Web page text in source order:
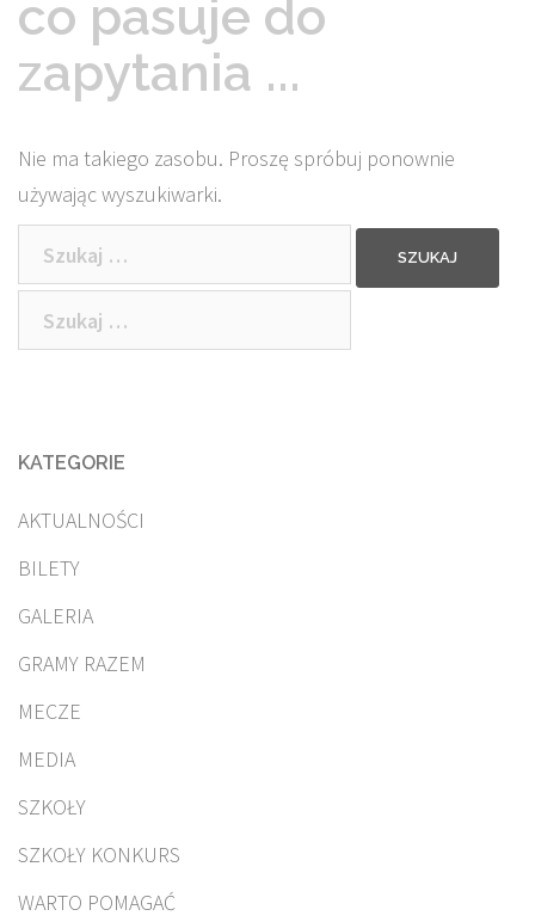
co pasuje do
zapytania ...
Nie ma takiego zasobu. Proszę spróbuj ponownie
używając wyszukiwarki.
Szukaj:
Szukaj:
KATEGORIE
AKTUALNOŚCI
BILETY
GALERIA
GRAMY RAZEM
MECZE
MEDIA
SZKOŁY
SZKOŁY KONKURS
WARTO POMAGAĆ